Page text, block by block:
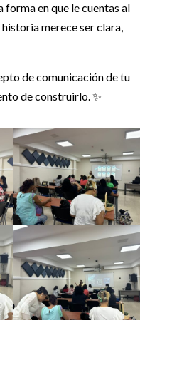
forma en que le cuentas al
merece ser clara,
de comunicación de tu
de construirlo. ✨